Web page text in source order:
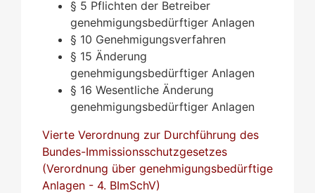
§ 5 Pflichten der Betreiber
genehmigungsbedürftiger Anlagen
§ 10 Genehmigungsverfahren
§ 15 Änderung
genehmigungsbedürftiger Anlagen
§ 16 Wesentliche Änderung
genehmigungsbedürftiger Anlagen
Vierte Verordnung zur Durchführung des
Bundes-Immissionsschutzgesetzes
(Verordnung über genehmigungsbedürftige
Anlagen - 4. BImSchV)